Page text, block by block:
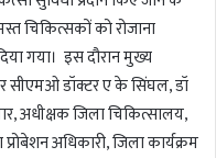
चिकित्सकों को रोजाना
गया। इस दौरान मुख्य
सीएमओ डॉक्टर ए के सिंघल, डॉ
अधीक्षक जिला चिकित्सालय,
अधिकारी, जिला कार्यक्रम